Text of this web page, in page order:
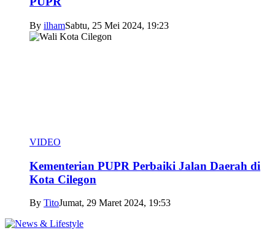
By ilhamSabtu, 25 Mei 2024, 19:23
VIDEO
Kementerian PUPR Perbaiki Jalan Daerah di
Kota Cilegon
By TitoJumat, 29 Maret 2024, 19:53